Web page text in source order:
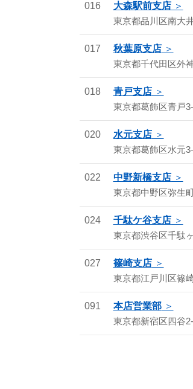
016 大森駅前支店
東京都品川区南大
017 秋葉原支店
東京都千代田区外
018 青戸支店
東京都葛飾区青戸3-
020 水元支店
東京都葛飾区水元3-
022 中野新橋支店
東京都中野区弥生
024 千駄ケ谷支店
東京都渋谷区千駄
027 篠崎支店
東京都江戸川区篠
091 本店営業部
東京都新宿区四谷2-